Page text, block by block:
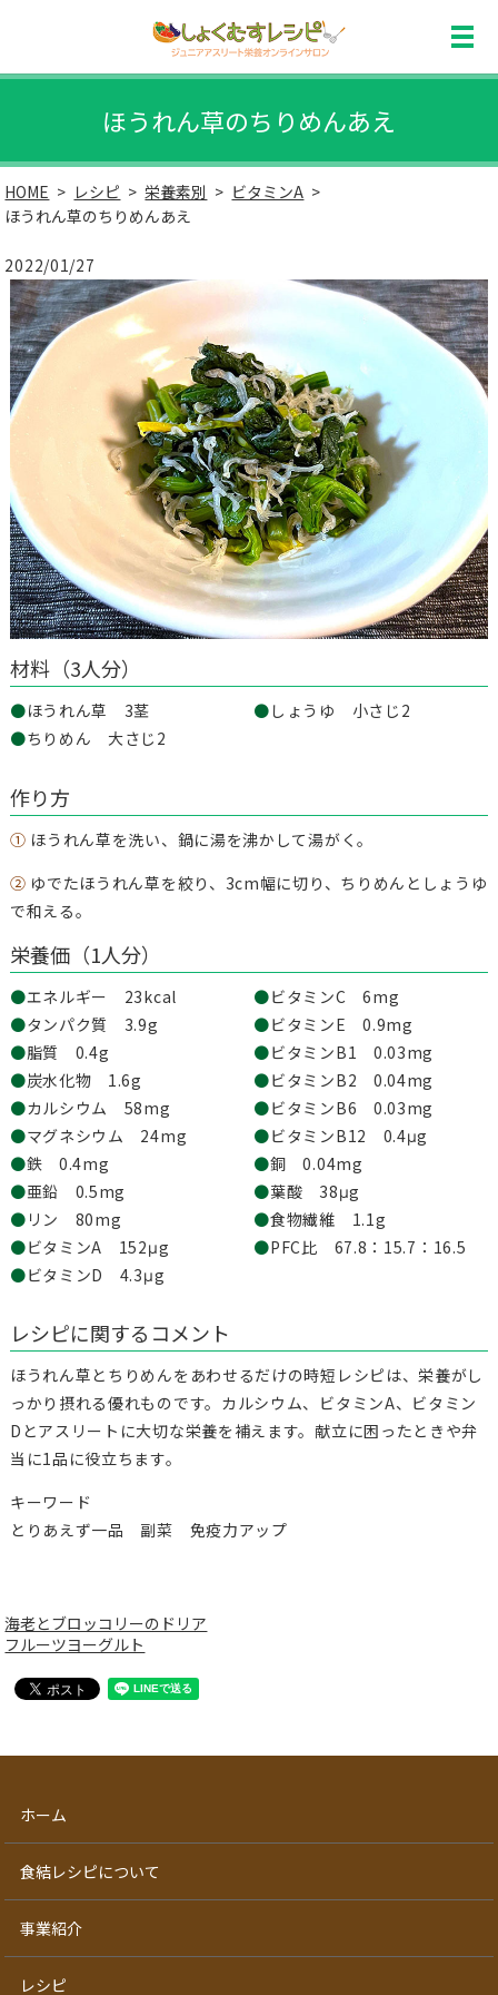
ほうれん草のちりめんあえ
HOME レシピ 栄養素別
ビタミンA
ほうれん草のちりめんあえ
2022/01/27
材料（3人分）
●ほうれん草 3茎
●ちりめん 大さじ2
● しょうゆ 小さじ2
作り方
① ほうれん草を洗い、鍋に湯を沸かして湯がく。
② ゆでたほうれん草を絞り、3cm幅に切り、ちりめんとしょうゆ
で和える。
栄養価（1人分）
●エネルギー 23kcal
●タンパク質 3.9g
●脂質 0.4g
●炭水化物 1.6g
●カルシウム 58mg
●マグネシウム 24mg
●鉄 0.4mg
●亜鉛 0.5mg
● リン 80mg
●ビタミンA 152μg
●ビタミンD 4.3μg
●ビタミンC 6mg
●ビタミンE 0.9mg
●ビタミンB1 0.03mg
●ビタミンB2 0.04mg
●ビタミンB6 0.03mg
●ビタミンB12 0.4μg
●銅 0.04mg
●葉酸 38μg
●食物繊維 1.1g
●PFC比 67.8：15.7：16.5
レシピに関するコメント
ほうれん草とちりめんをあわせるだけの時短レシピは、栄養がし
っかり摂れる優れものです。カルシウム、ビタミンA、ビタミン
Dとアスリートに大切な栄養を補えます。献立に困ったときや弁
当に1品に役立ちます。
キーワード
とりあえず一品 副菜 免疫力アップ
海老とブロッコリーのドリア
フルーツヨーグルト
ホーム
食結レシピについて
事業紹介
レシピ